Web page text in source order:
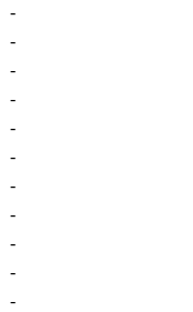
-
-
-
-
-
-
-
-
-
-
-